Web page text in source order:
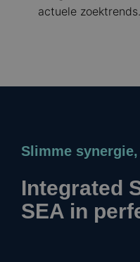
actuele zoektrends.
Slimme
Integrated
SEA in